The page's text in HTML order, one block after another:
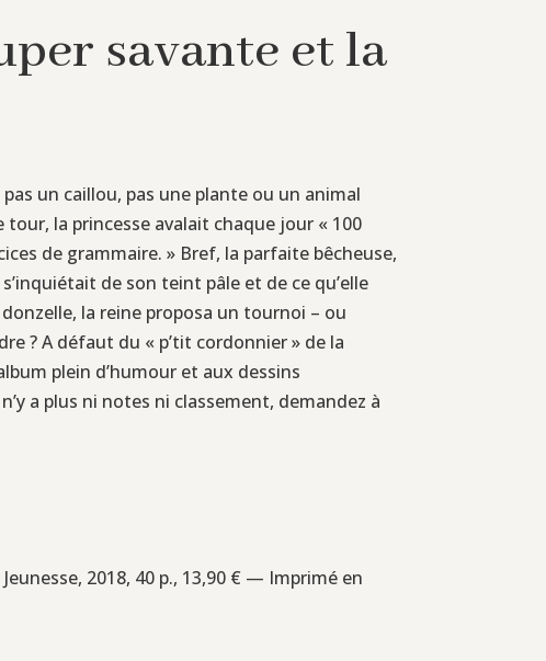
savante et la
un caillou, pas une plante ou un animal
la princesse avalait chaque jour « 100
de grammaire. » Bref, la parfaite bêcheuse,
de son teint pâle et de ce qu’elle
la reine proposa un tournoi – ou
? A défaut du « p’tit cordonnier » de la
plein d’humour et aux dessins
a plus ni notes ni classement, demandez à
2018, 40 p., 13,90 € — Imprimé en